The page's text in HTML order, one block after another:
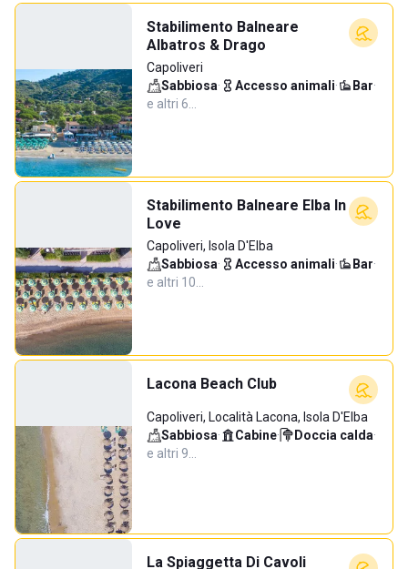
Stabilimento Balneare
Albatros & Drago
Capoliveri
Sabbiosa· Accesso animali· Bar·
e altri 6…
Stabilimento Balneare Elba In
Love
Capoliveri, Isola D'Elba
Sabbiosa· Accesso animali· Bar·
e altri 10…
Lacona Beach Club
Capoliveri, Località Lacona, Isola D'Elba
Sabbiosa· Cabine· Doccia calda·
e altri 9…
La Spiaggetta Di Cavoli